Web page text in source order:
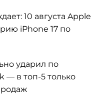
10 августа Apple
iPhone 17 по
ударил по
— в топ-5 только